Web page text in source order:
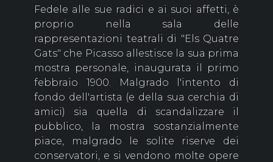
Fedele alle sue radici e ai suoi affetti, è
proprio nella sala delle
rappresentazioni teatrali di "Els Quatre
Gats" che Picasso allestisce la sua prima
mostra personale, inaugurata il primo
febbraio 1900. Malgrado l'intento di
fondo dell'artista (e della sua cerchia di
amici) sia quella di scandalizzare il
pubblico, la mostra sostanzialmente
piace, malgrado le solite riserve dei
conservatori, e si vendono molte opere